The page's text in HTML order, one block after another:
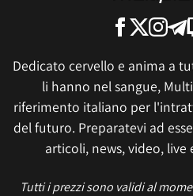
Dedicato cervello e anima a
li hanno nel sangue,
riferimento italiano per
del futuro. Preparatevi ad
articoli, news, video,
Tutti i prezzi sono validi al